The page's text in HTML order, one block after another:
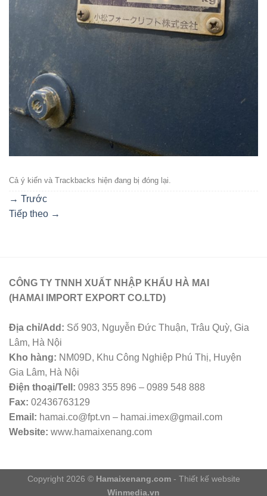
Cả ý kiến ​​và Trackbacks hiện đang bị đóng lại.
→ Trước
Tiếp theo →
CÔNG TY TNNH XUẤT NHẬP KHẨU HÀ MAI
(HAMAI IMPORT EXPORT CO.LTD)
Địa chỉ/Add: Số 903, Nguyễn Đức Thuận, Trâu Quỳ, Gia
Lâm, Hà Nội
Kho hàng: NM09D, Khu Công Nghiệp Phú Thị, Huyện
Gia Lâm, Hà Nội
Điện thoại/Tell: 0983 355 896 – 0989 548 888
Fax: 02436763129
Email: hamai.co@fpt.vn – hamai.imex@gmail.com
Website: www.hamaixenang.com
Copyright 2026 © Hamaixenang.com- Thiết kế website
Winmedia.vn